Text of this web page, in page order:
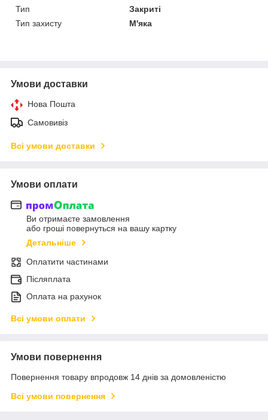
Тип
Закриті
Тип захисту
М'яка
Умови доставки
Нова Пошта
Самовивіз
Всі умови доставки
Умови оплати
Ви отримаєте замовлення
або гроші повернуться на вашу картку
Детальніше
Оплатити частинами
Післяплата
Оплата на рахунок
Всі умови оплати
Умови повернення
Повернення товару впродовж 14 днів за домовленістю
Всі умови повернення